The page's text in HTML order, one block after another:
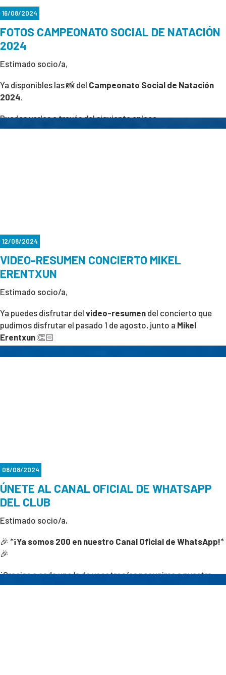
16/08/2024
FOTOS CAMPEONATO SOCIAL DE NATACIÓN
2024
Estimado socio/a,
Ya disponibles las 📸 del Campeonato Social de Natación
2024
Puedes verlas a través del siguiente enlace:
12/08/2024
VIDEO-RESUMEN CONCIERTO MIKEL
ERENTXUN
Estimado socio/a,
Ya puedes disfrutar del video-resumen del concierto que
pudimos disfrutar el pasado 1 de agosto, junto a Mikel
Erentxun 👏🏻
🎥VER VIDEO
08/08/2024
ÚNETE AL CANAL OFICIAL DE WHATSAPP
DEL CLUB
Estimado socio/a,
🎉 *¡Ya somos 200 en nuestro Canal Oficial de WhatsApp!*
🎉
¡Gracias a cada uno/a de vosotros/as por unirse a nuestra
comunidad! 🙌 Vuestro apoyo nos impulsa a seguir creciendo